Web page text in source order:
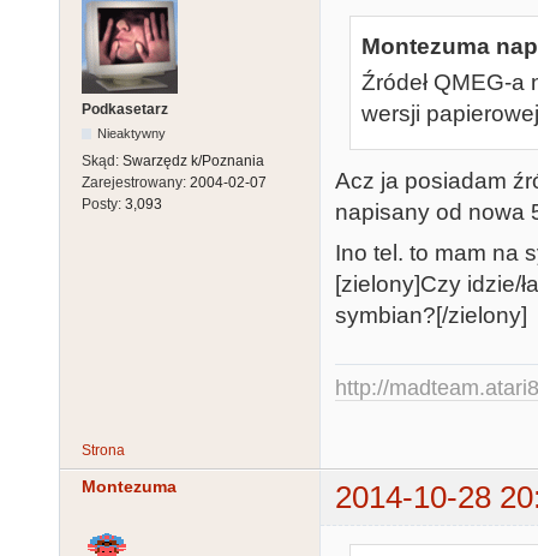
Podkasetarz
Nieaktywny
Skąd: Swarzędz k/Poznania
Zarejestrowany: 2004-02-07
Posty: 3,093
Montezuma
Źródeł QMEG-
wersji
Acz ja posiadam
napisany od nowa
Ino tel. to mam na
[zielony]Czy idzie/
symbian?[/zielony]
http://
Strona
Montezuma 2014-10-28